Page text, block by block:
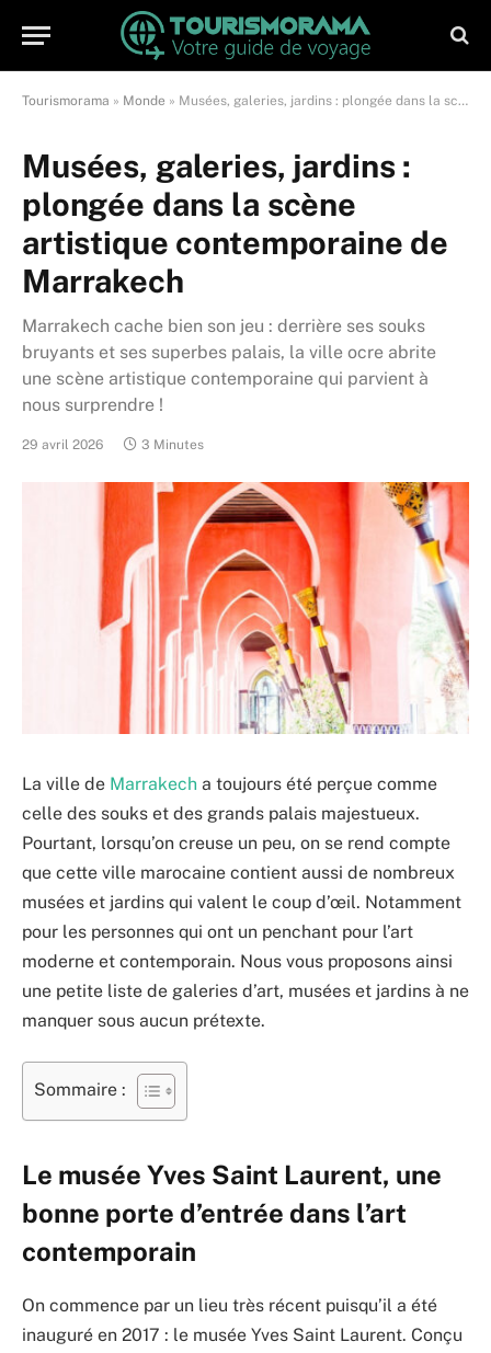
Tourismorama » Monde » Musées, galeries, jardins : plongée dans la scène artistique contemporaine de Marrakech
Musées, galeries, jardins :
plongée dans la scène
artistique contemporaine de
Marrakech
Marrakech cache bien son jeu : derrière ses souks
bruyants et ses superbes palais, la ville ocre abrite
une scène artistique contemporaine qui parvient à
nous surprendre !
29 avril 2026 3 Minutes
La ville de Marrakech a toujours été perçue comme
celle des souks et des grands palais majestueux.
Pourtant, lorsqu’on creuse un peu, on se rend compte
que cette ville marocaine contient aussi de nombreux
musées et jardins qui valent le coup d’œil. Notamment
pour les personnes qui ont un penchant pour l’art
moderne et contemporain. Nous vous proposons ainsi
une petite liste de galeries d’art, musées et jardins à ne
manquer sous aucun prétexte.
Sommaire :
Le musée Yves Saint Laurent, une
bonne porte d’entrée dans l’art
contemporain
On commence par un lieu très récent puisqu’il a été
inauguré en 2017 : le musée Yves Saint Laurent. Conçu